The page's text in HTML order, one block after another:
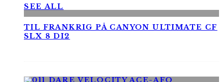
SEE ALL
TIL FRANKRIG PÅ CANYON ULTIMATE CF
SLX 8 DI2